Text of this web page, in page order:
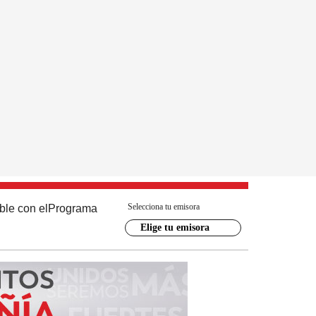
con el Programa Selecciona tu emisora
Elige tu emisora